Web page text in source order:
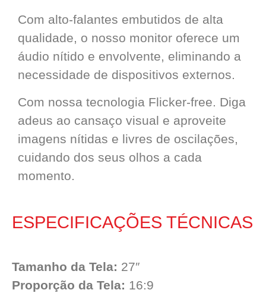
Com alto-falantes embutidos de alta
qualidade, o nosso monitor oferece um
áudio nítido e envolvente, eliminando a
necessidade de dispositivos externos.
Com nossa tecnologia Flicker-free. Diga
adeus ao cansaço visual e aproveite
imagens nítidas e livres de oscilações,
cuidando dos seus olhos a cada
momento.
ESPECIFICAÇÕES TÉCNICAS
Tamanho da Tela: 27″
Proporção da Tela: 16:9